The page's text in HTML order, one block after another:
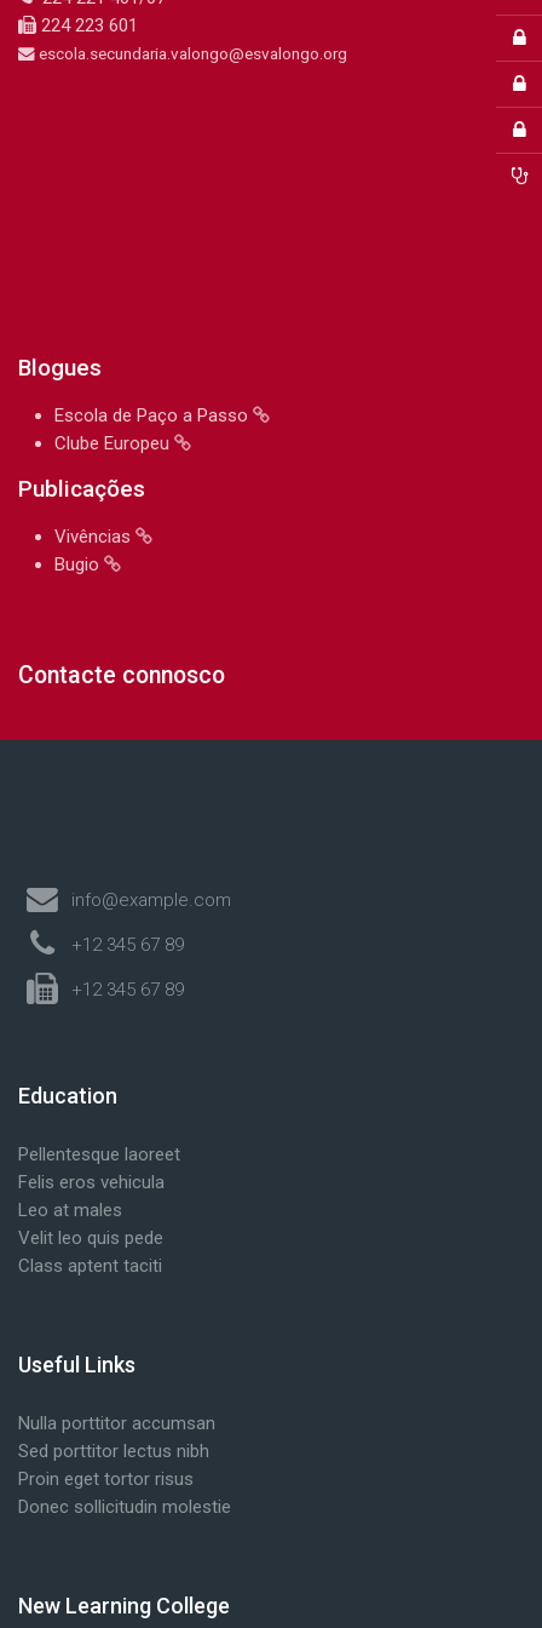
224 223 601
escola.secundaria.valongo@esvalongo.org
Blogues
Escola de Paço a Passo
Clube Europeu
Publicações
Vivências
Bugio
Contacte connosco
info@example.com
+12 345 67 89
+12 345 67 89
Education
Pellentesque laoreet
Felis eros vehicula
Leo at males
Velit leo quis pede
Class aptent taciti
Useful Links
Nulla porttitor accumsan
Sed porttitor lectus nibh
Proin eget tortor risus
Donec sollicitudin molestie
New Learning College